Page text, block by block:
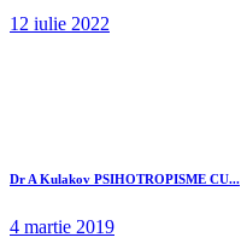
12 iulie 2022
Dr A Kulakov PSIHOTROPISME CU...
4 martie 2019